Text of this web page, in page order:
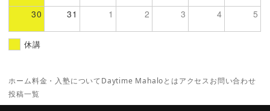
30 31 1 2 3 4 5
休講
ホーム料金・入塾についてDaytime Mahaloとはアクセスお問い合わせ
投稿一覧